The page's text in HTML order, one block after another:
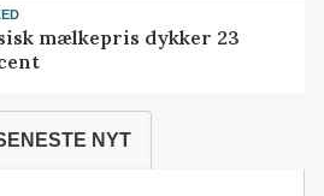
mælkepris dykker 23
NYT